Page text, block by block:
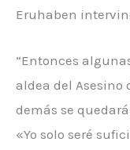
Eruhaben
“Entonces
aldea del Asesino
demás se
«Yo solo seré